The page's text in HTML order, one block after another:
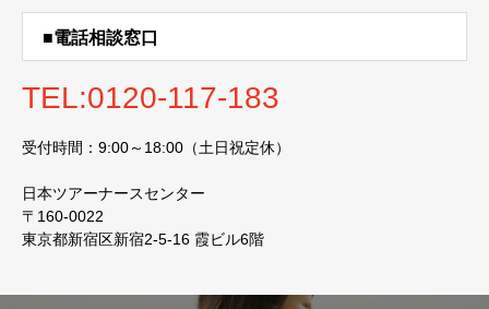
■電話相談窓口
TEL:0120-117-183
受付時間：9:00～18:00（土日祝定休）
日本ツアーナースセンター
〒160-0022
東京都新宿区新宿2-5-16 霞ビル6階